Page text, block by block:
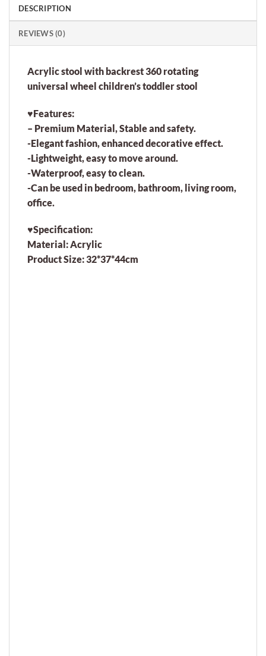
DESCRIPTION
REVIEWS (0)
Acrylic stool with backrest 360 rotating
universal wheel children’s toddler stool
♥Features:
– Premium Material, Stable and safety.
-Elegant fashion, enhanced decorative effect.
-Lightweight, easy to move around.
-Waterproof, easy to clean.
-Can be used in bedroom, bathroom, living room,
office.
♥Specification:
Material: Acrylic
Product Size: 32*37*44cm